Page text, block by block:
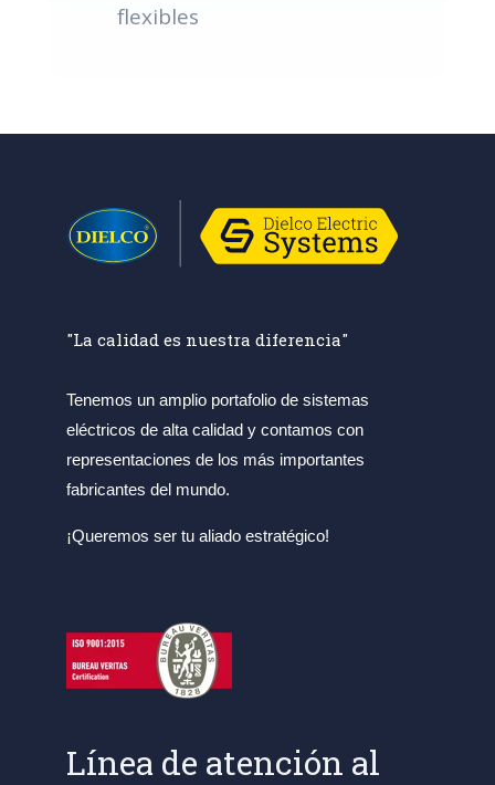
flexibles
"La calidad es nuestra diferencia"
Tenemos un amplio portafolio de sistemas
eléctricos de alta calidad y contamos con
representaciones de los más importantes
fabricantes del mundo.
¡Queremos ser tu aliado estratégico!
Línea de atención al